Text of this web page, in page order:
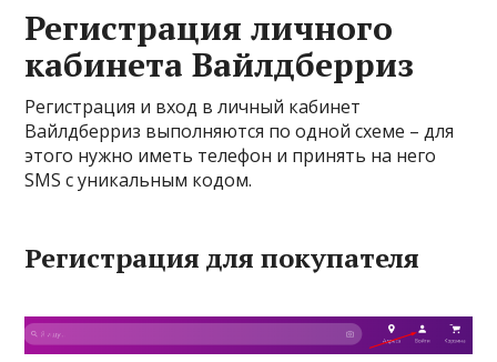
Регистрация личного
кабинета Вайлдберриз
Регистрация и вход в личный кабинет
Вайлдберриз выполняются по одной схеме – для
этого нужно иметь телефон и принять на него
SMS с уникальным кодом.
Регистрация для покупателя